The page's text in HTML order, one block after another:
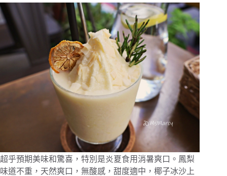
超乎預期美味和驚喜，特別是炎夏食用消暑爽口。鳳梨
味道不重，天然爽口，無酸感，甜度適中，椰子冰沙上